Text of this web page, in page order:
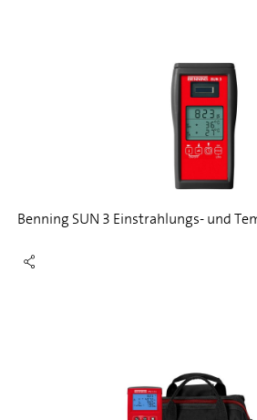
Benning SUN 3 Einstrahlungs- und